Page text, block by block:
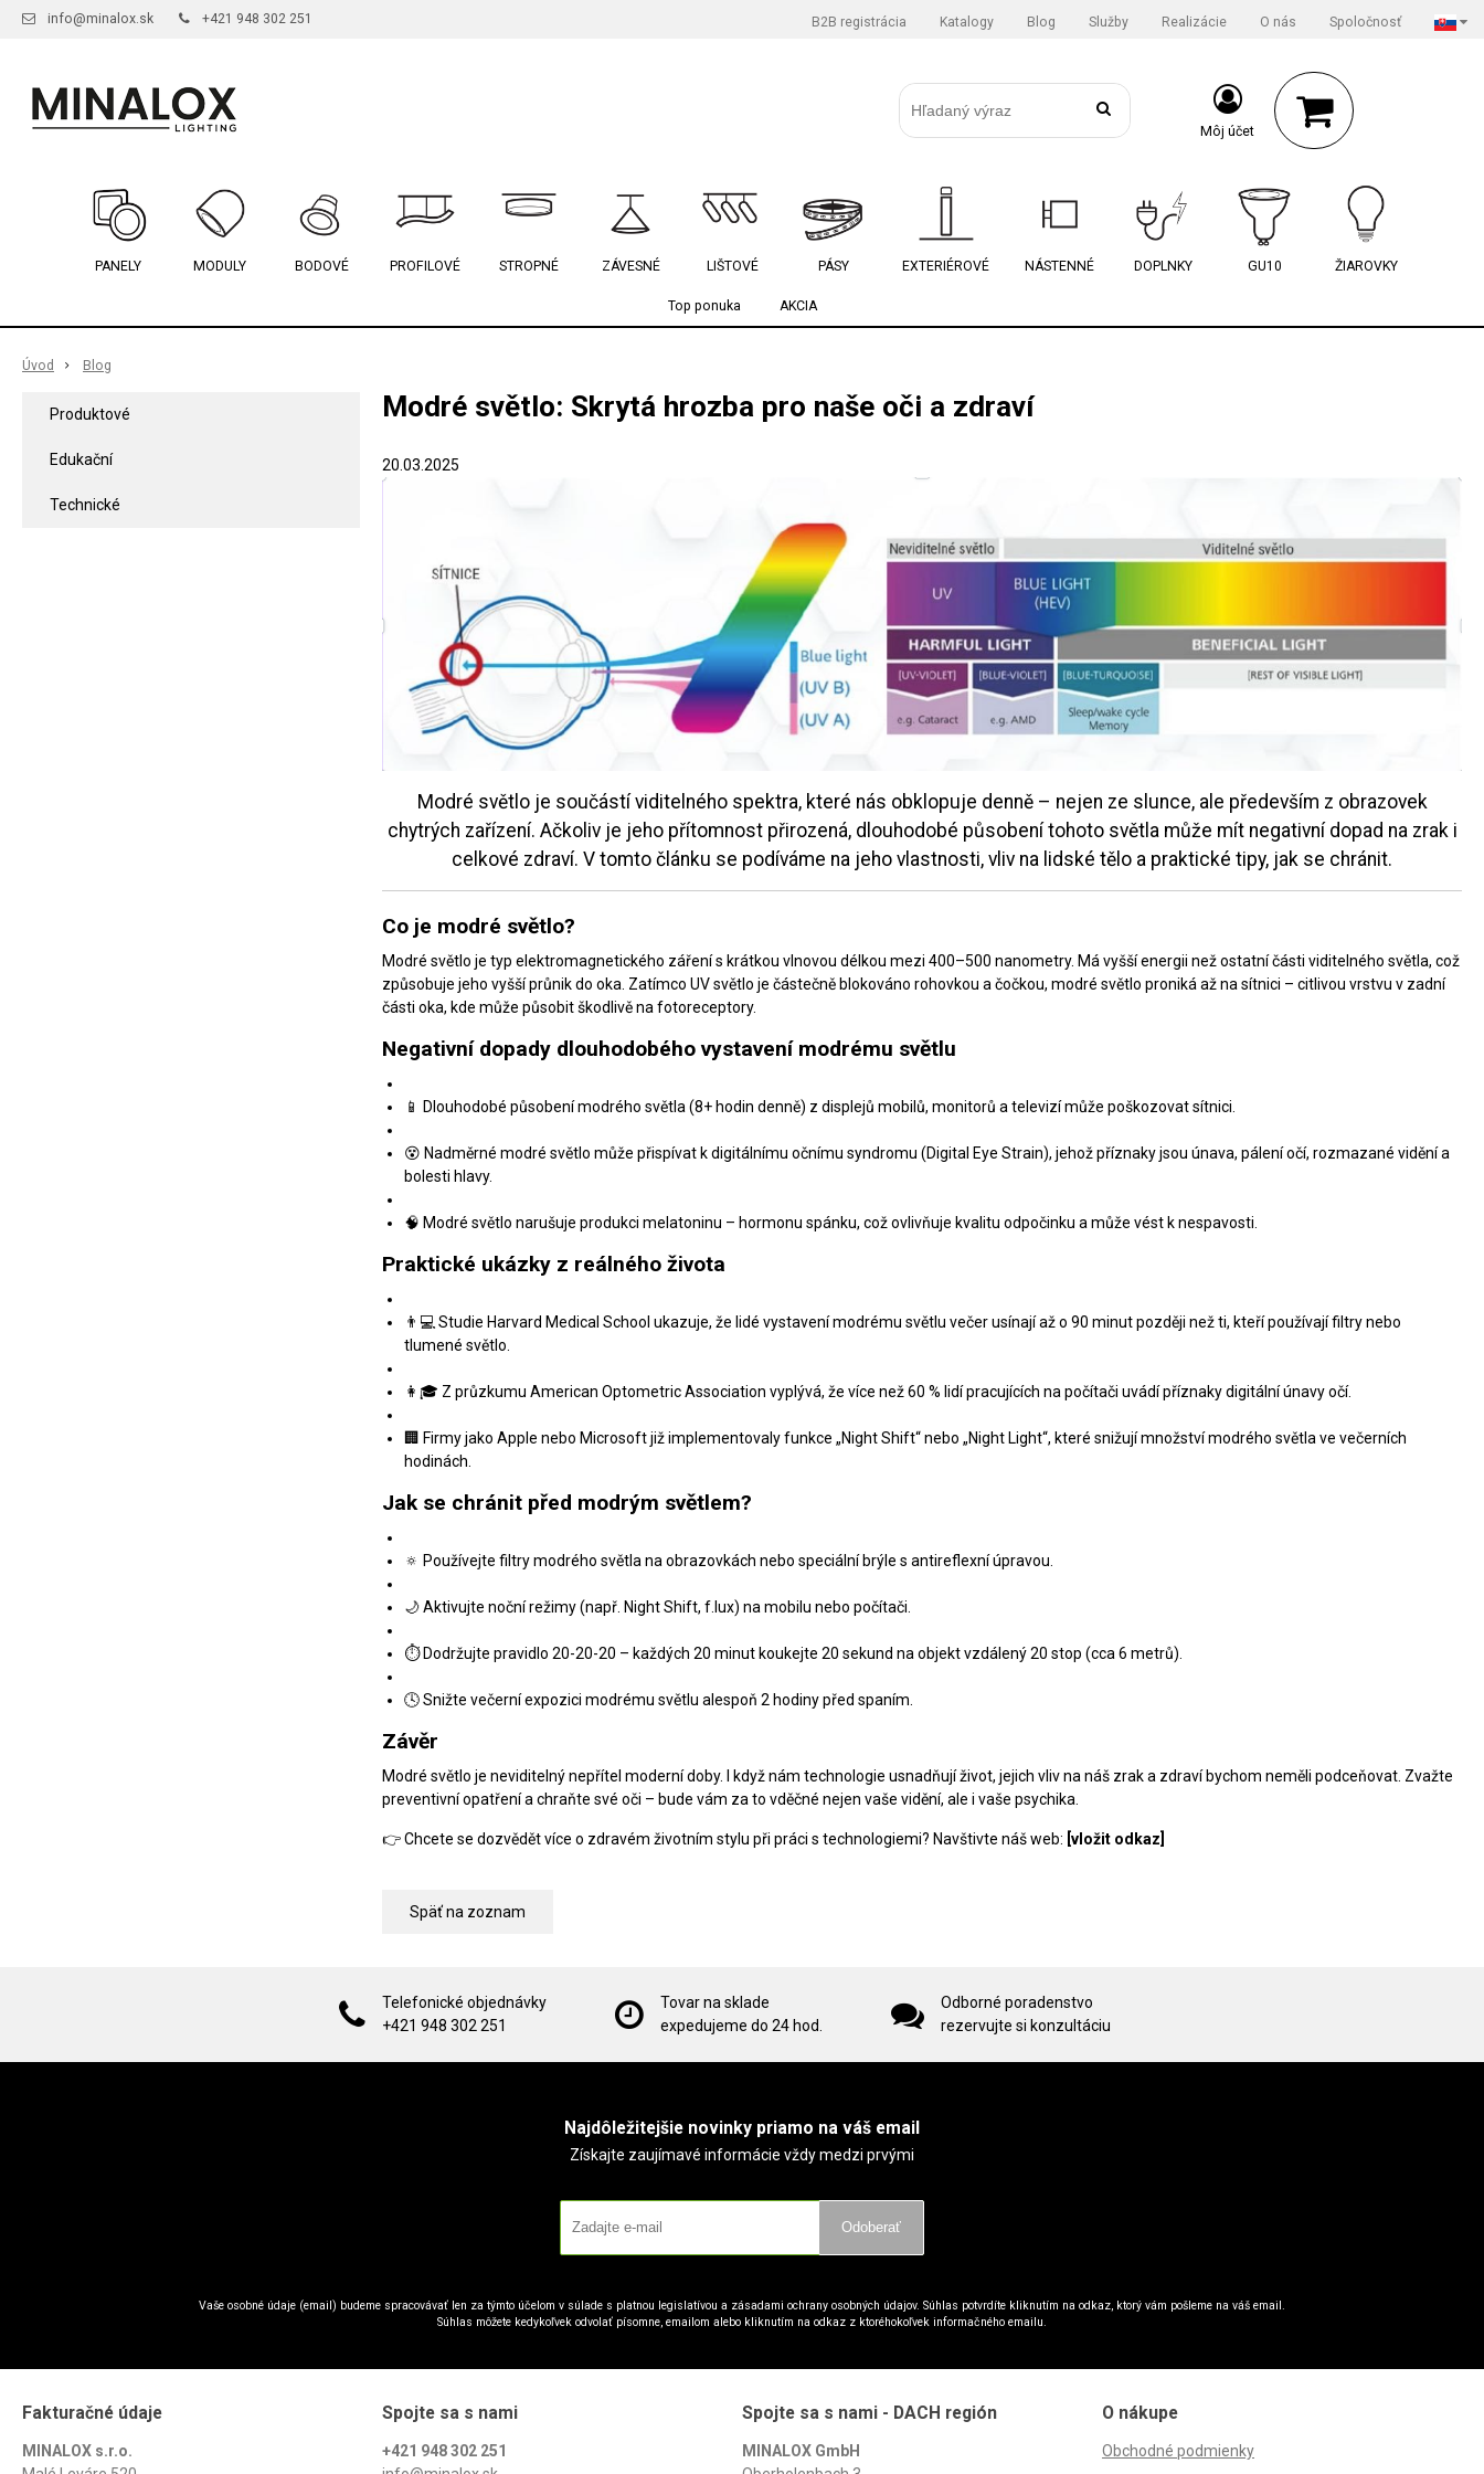
info@minalox.sk +421 948 302 251 B2B registrácia Katalogy Blog Služby Realizácie O nás Spoločnosť
Môj účet
PANELY MODULY BODOVÉ PROFILOVÉ STROPNÉ ZÁVESNÉ LIŠTOVÉ PÁSY EXTERIÉROVÉ NÁSTENNÉ DOPLNKY GU10 ŽIAROVKY
Top ponuka AKCIA
Úvod Blog
Produktové
Edukační
Technické
Modré světlo: Skrytá hrozba pro naše oči a zdraví
20.03.2025
Modré světlo je součástí viditelného spektra, které nás obklopuje denně – nejen ze slunce, ale především z obrazovek
chytrých zařízení. Ačkoliv je jeho přítomnost přirozená, dlouhodobé působení tohoto světla může mít negativní dopad na zrak i
celkové zdraví. V tomto článku se podíváme na jeho vlastnosti, vliv na lidské tělo a praktické tipy, jak se chránit.
Co je modré světlo?
Modré světlo je typ elektromagnetického záření s krátkou vlnovou délkou mezi 400–500 nanometry. Má vyšší energii než ostatní části viditelného světla, což
způsobuje jeho vyšší průnik do oka. Zatímco UV světlo je částečně blokováno rohovkou a čočkou, modré světlo proniká až na sítnici – citlivou vrstvu v zadní
části oka, kde může působit škodlivě na fotoreceptory.
Negativní dopady dlouhodobého vystavení modrému světlu
📱 Dlouhodobé působení modrého světla (8+ hodin denně) z displejů mobilů, monitorů a televizí může poškozovat sítnici.
😵 Nadměrné modré světlo může přispívat k digitálnímu očnímu syndromu (Digital Eye Strain), jehož příznaky jsou únava, pálení očí, rozmazané vidění a
bolesti hlavy.
🧠 Modré světlo narušuje produkci melatoninu – hormonu spánku, což ovlivňuje kvalitu odpočinku a může vést k nespavosti.
Praktické ukázky z reálného života
👨💻 Studie Harvard Medical School ukazuje, že lidé vystavení modrému světlu večer usínají až o 90 minut později než ti, kteří používají filtry nebo
tlumené světlo.
👩🎓 Z průzkumu American Optometric Association vyplývá, že více než 60 % lidí pracujících na počítači uvádí příznaky digitální únavy očí.
🏢 Firmy jako Apple nebo Microsoft již implementovaly funkce „Night Shift“ nebo „Night Light“, které snižují množství modrého světla ve večerních
hodinách.
Jak se chránit před modrým světlem?
🔅 Používejte filtry modrého světla na obrazovkách nebo speciální brýle s antireflexní úpravou.
🌙 Aktivujte noční režimy (např. Night Shift, f.lux) na mobilu nebo počítači.
⏱ Dodržujte pravidlo 20-20-20 – každých 20 minut koukejte 20 sekund na objekt vzdálený 20 stop (cca 6 metrů).
🕓 Snižte večerní expozici modrému světlu alespoň 2 hodiny před spaním.
Závěr
Modré světlo je neviditelný nepřítel moderní doby. I když nám technologie usnadňují život, jejich vliv na náš zrak a zdraví bychom neměli podceňovat. Zvažte
preventivní opatření a chraňte své oči – bude vám za to vděčné nejen vaše vidění, ale i vaše psychika.
👉 Chcete se dozvědět více o zdravém životním stylu při práci s technologiemi? Navštivte náš web: [vložit odkaz]
Späť na zoznam
Telefonické objednávky
+421 948 302 251
Tovar na sklade
expedujeme do 24 hod.
Odborné poradenstvo
rezervujte si konzultáciu
Najdôležitejšie novinky priamo na váš email
Získajte zaujímavé informácie vždy medzi prvými
Odoberať
Vaše osobné údaje (email) budeme spracovávať len za týmto účelom v súlade s platnou legislatívou a zásadami ochrany osobných údajov. Súhlas potvrdíte kliknutím na odkaz, ktorý vám pošleme na váš email.
Súhlas môžete kedykoľvek odvolať písomne, emailom alebo kliknutím na odkaz z ktoréhokoľvek informačného emailu.
Fakturačné údaje
MINALOX s.r.o.
Spojte sa s nami
+421 948 302 251
Spojte sa s nami - DACH región
MINALOX GmbH
O nákupe
Obchodné podmienky